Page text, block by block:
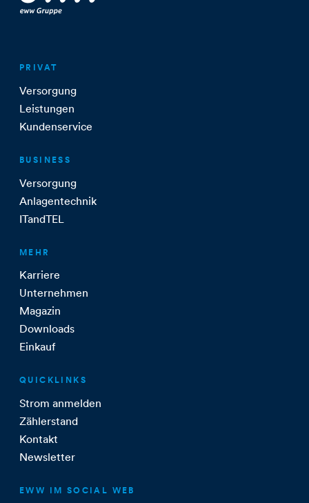
PRIVAT
Versorgung
Leistungen
Kundenservice
BUSINESS
Versorgung
Anlagentechnik
ITandTEL
MEHR
Karriere
Unternehmen
Magazin
Downloads
Einkauf
QUICKLINKS
Strom anmelden
Zählerstand
Kontakt
Newsletter
EWW IM SOCIAL WEB